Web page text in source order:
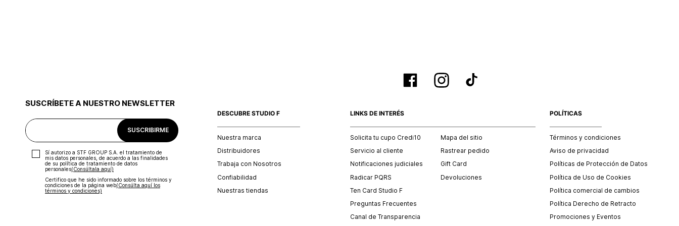
SUSCRÍBETE A NUESTRO NEWSLETTER
SUSCRIBIRME
Sí autorizo a STF GROUP S.A. el tratamiento de
mis datos personales, de acuerdo a las finalidades
de su política de tratamiento de datos
personales‎(Consúltala aquí)
Certifico que he sido informado sobre los términos y
condiciones de la página web‎(Consúlta aquí los
términos y condiciones)
DESCUBRE STUDIO F
Nuestra marca
Distribuidores
Trabaja con Nosotros
Confiabilidad
Nuestras tiendas
LINKS DE INTERÉS
Solicita tu cupo Credi10
Servicio al cliente
Notificaciones judiciales
Radicar PQRS
Ten Card Studio F
Preguntas Frecuentes
Canal de Transparencia
Mapa del sitio
Rastrear pedido
Gift Card
Devoluciones
POLÍTICAS
Términos y condiciones
Aviso de privacidad
Políticas de Protección de Datos
Política de Uso de Cookies
Política comercial de cambios
Política Derecho de Retracto
Promociones y Eventos